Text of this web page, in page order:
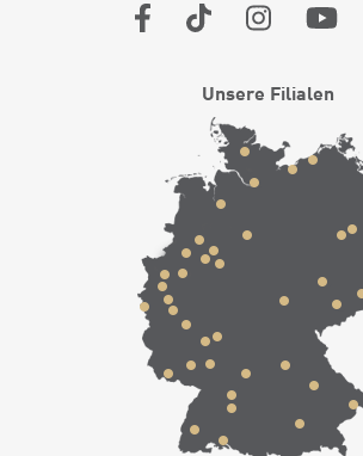
Unsere Filialen